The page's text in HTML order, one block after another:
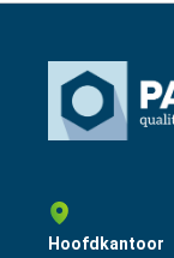
Hoofdkantoor